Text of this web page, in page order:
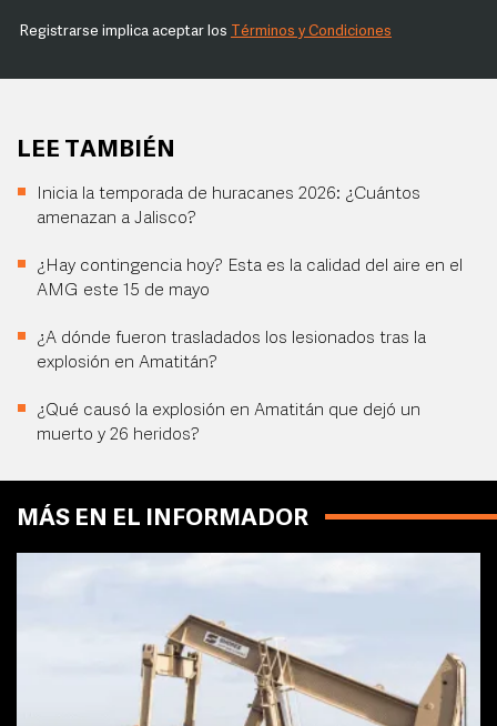
Registrarse implica aceptar los Términos y Condiciones
LEE TAMBIÉN
Inicia la temporada de huracanes 2026: ¿Cuántos
amenazan a Jalisco?
¿Hay contingencia hoy? Esta es la calidad del aire en el
AMG este 15 de mayo
¿A dónde fueron trasladados los lesionados tras la
explosión en Amatitán?
¿Qué causó la explosión en Amatitán que dejó un
muerto y 26 heridos?
MÁS EN EL INFORMADOR